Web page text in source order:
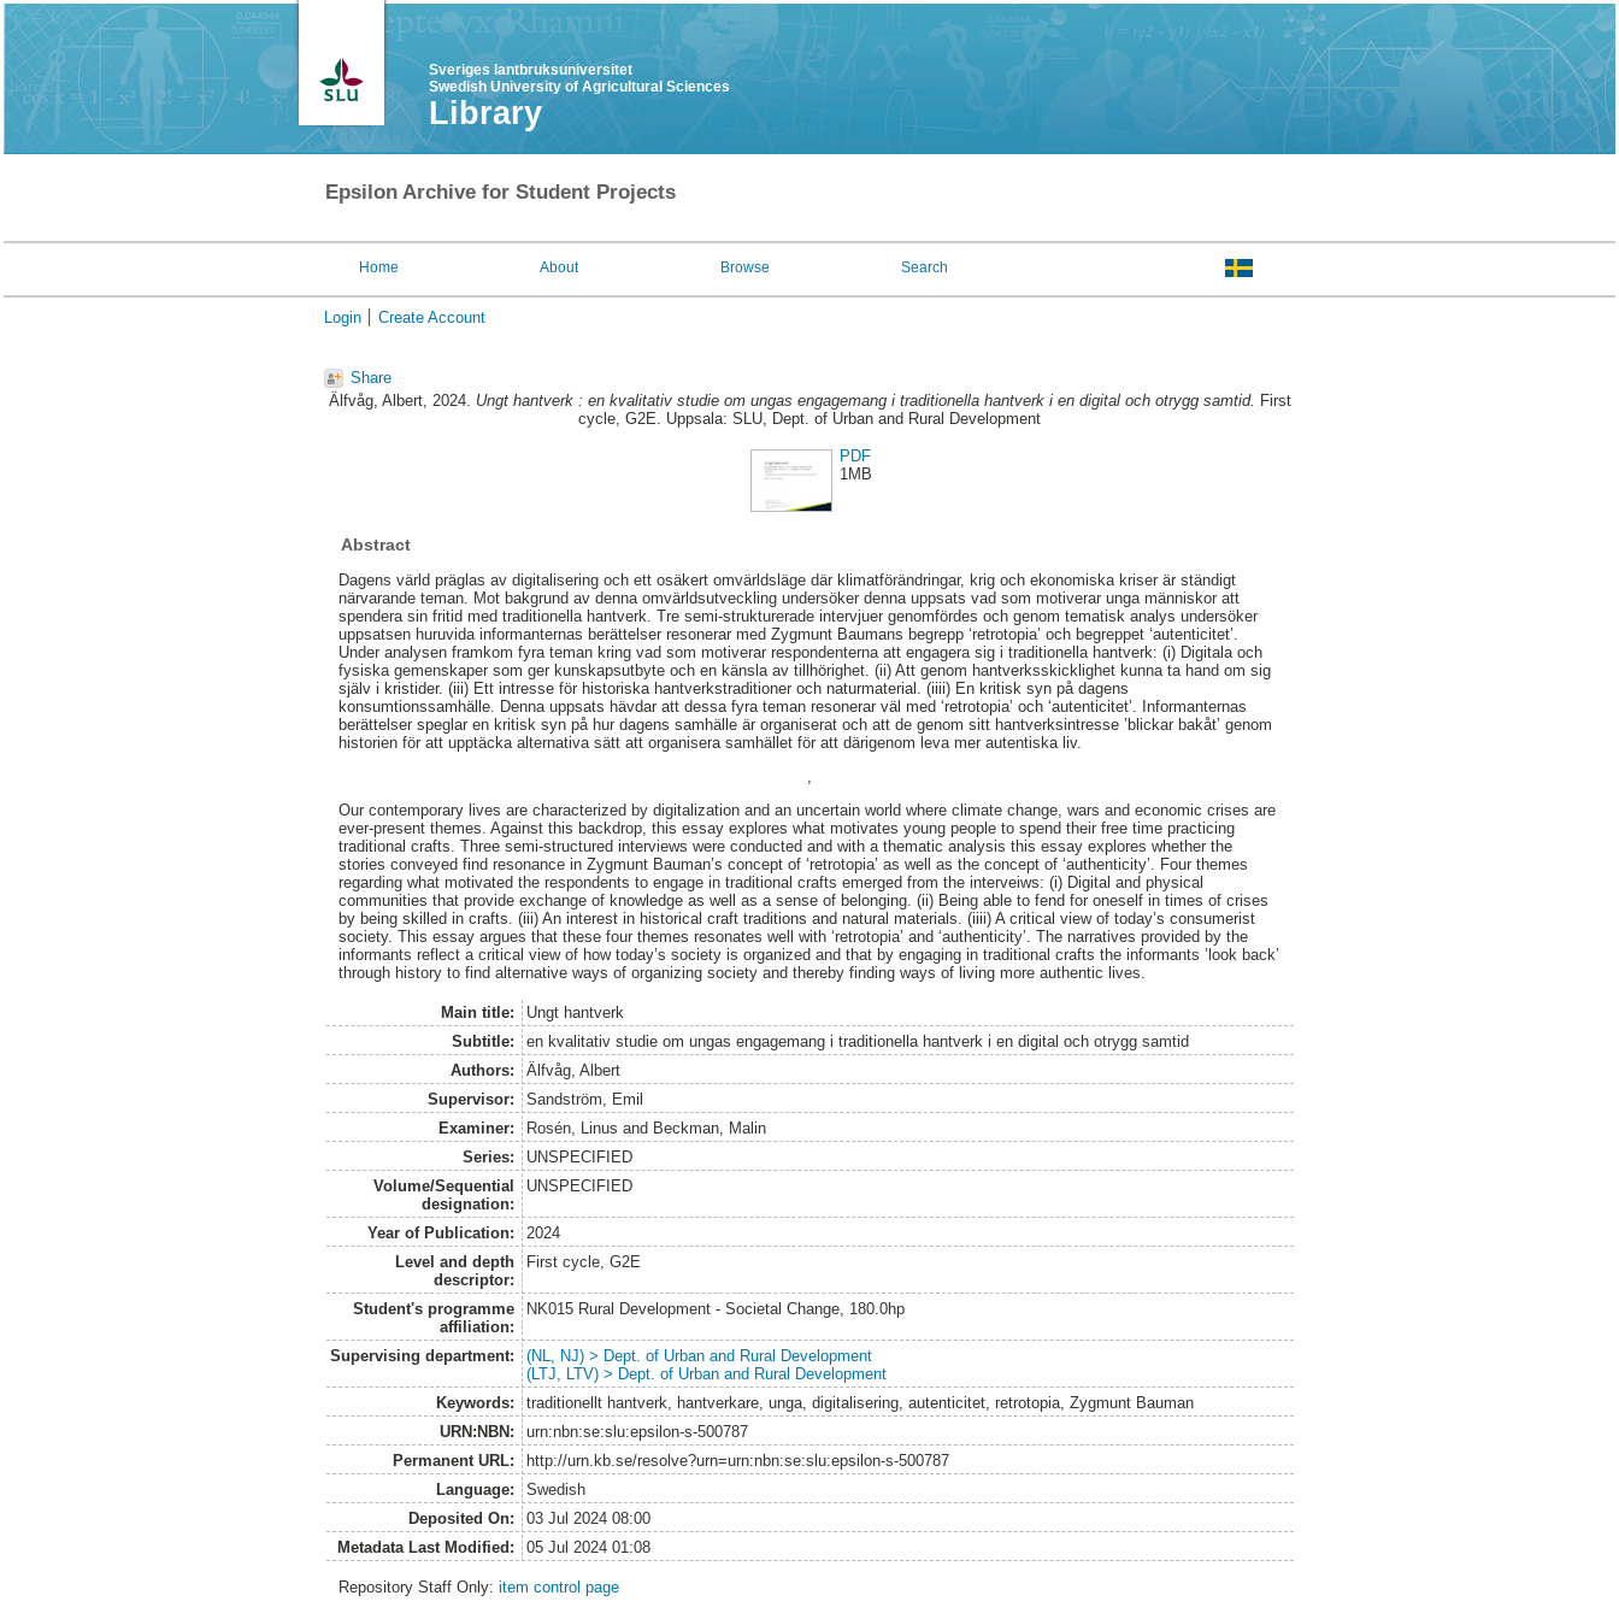
Sveriges lantbruksuniversitet
Swedish University of Agricultural Sciences
Library
Epsilon Archive for Student Projects
Home About Browse Search
Login Create Account
Share
Älfvåg, Albert, 2024. Ungt hantverk : en kvalitativ studie om ungas engagemang i traditionella hantverk i en digital och otrygg samtid. First
cycle, G2E. Uppsala: SLU, Dept. of Urban and Rural Development
PDF
1MB
Abstract
Dagens värld präglas av digitalisering och ett osäkert omvärldsläge där klimatförändringar, krig och ekonomiska kriser är ständigt
närvarande teman. Mot bakgrund av denna omvärldsutveckling undersöker denna uppsats vad som motiverar unga människor att
spendera sin fritid med traditionella hantverk. Tre semi-strukturerade intervjuer genomfördes och genom tematisk analys undersöker
uppsatsen huruvida informanternas berättelser resonerar med Zygmunt Baumans begrepp ‘retrotopia’ och begreppet ‘autenticitet’.
Under analysen framkom fyra teman kring vad som motiverar respondenterna att engagera sig i traditionella hantverk: (i) Digitala och
fysiska gemenskaper som ger kunskapsutbyte och en känsla av tillhörighet. (ii) Att genom hantverksskicklighet kunna ta hand om sig
själv i kristider. (iii) Ett intresse för historiska hantverkstraditioner och naturmaterial. (iiii) En kritisk syn på dagens
konsumtionssamhälle. Denna uppsats hävdar att dessa fyra teman resonerar väl med ‘retrotopia’ och ‘autenticitet’. Informanternas
berättelser speglar en kritisk syn på hur dagens samhälle är organiserat och att de genom sitt hantverksintresse ’blickar bakåt’ genom
historien för att upptäcka alternativa sätt att organisera samhället för att därigenom leva mer autentiska liv.
Our contemporary lives are characterized by digitalization and an uncertain world where climate change, wars and economic crises are
ever-present themes. Against this backdrop, this essay explores what motivates young people to spend their free time practicing
traditional crafts. Three semi-structured interviews were conducted and with a thematic analysis this essay explores whether the
stories conveyed find resonance in Zygmunt Bauman’s concept of ‘retrotopia’ as well as the concept of ‘authenticity’. Four themes
regarding what motivated the respondents to engage in traditional crafts emerged from the interveiws: (i) Digital and physical
communities that provide exchange of knowledge as well as a sense of belonging. (ii) Being able to fend for oneself in times of crises
by being skilled in crafts. (iii) An interest in historical craft traditions and natural materials. (iiii) A critical view of today’s consumerist
society. This essay argues that these four themes resonates well with ‘retrotopia’ and ‘authenticity’. The narratives provided by the
informants reflect a critical view of how today’s society is organized and that by engaging in traditional crafts the informants ’look back’
through history to find alternative ways of organizing society and thereby finding ways of living more authentic lives.
Main title:
Ungt hantverk
Subtitle:
en kvalitativ studie om ungas engagemang i traditionella hantverk i en digital och otrygg samtid
Authors:
Älfvåg, Albert
Supervisor:
Sandström, Emil
Examiner:
Rosén, Linus and Beckman, Malin
Series:
UNSPECIFIED
Volume/Sequential
designation:
UNSPECIFIED
Year of Publication:
2024
Level and depth
descriptor:
First cycle, G2E
Student's programme
affiliation:
NK015 Rural Development - Societal Change, 180.0hp
Supervising department:
(NL, NJ) > Dept. of Urban and Rural Development
(LTJ, LTV) > Dept. of Urban and Rural Development
Keywords:
traditionellt hantverk, hantverkare, unga, digitalisering, autenticitet, retrotopia, Zygmunt Bauman
URN:NBN:
urn:nbn:se:slu:epsilon-s-500787
Permanent URL:
http://urn.kb.se/resolve?urn=urn:nbn:se:slu:epsilon-s-500787
Language:
Swedish
Deposited On:
03 Jul 2024 08:00
Metadata Last Modified:
05 Jul 2024 01:08
Repository Staff Only:item control page